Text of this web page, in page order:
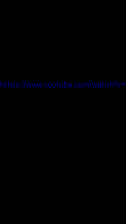
https://www.youtube.com/